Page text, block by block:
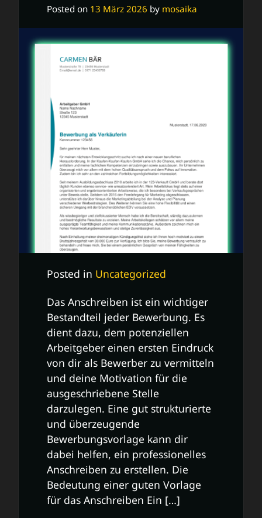
Posted on 13 März 2026 by mosaika
Posted in Uncategorized
Das Anschreiben ist ein wichtiger
Bestandteil jeder Bewerbung. Es
dient dazu, dem potenziellen
Arbeitgeber einen ersten Eindruck
von dir als Bewerber zu vermitteln
und deine Motivation für die
ausgeschriebene Stelle
darzulegen. Eine gut strukturierte
und überzeugende
Bewerbungsvorlage kann dir
dabei helfen, ein professionelles
Anschreiben zu erstellen. Die
Bedeutung einer guten Vorlage
für das Anschreiben Ein […]